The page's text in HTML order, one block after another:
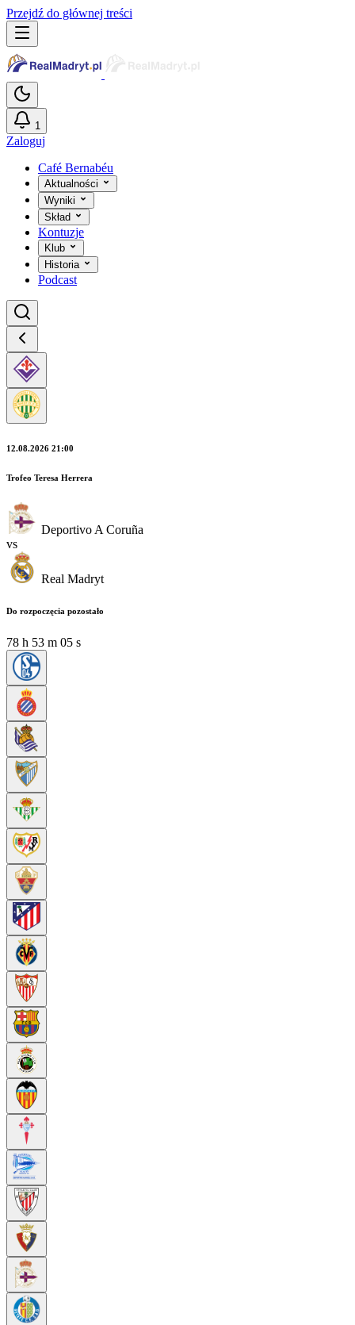
Przejdź do głównej treści
1
Zaloguj
Café Bernabéu
Aktualności
Wyniki
Skład
Kontuzje
Klub
Historia
Podcast
12.08.2026 21:00
Trofeo Teresa Herrera
Deportivo A Coruña
vs
Real Madryt
Do rozpoczęcia pozostało
78 h 53 m 03 s